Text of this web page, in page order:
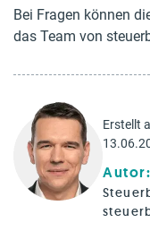
Bei Fragen können
das Team von
Erstellt